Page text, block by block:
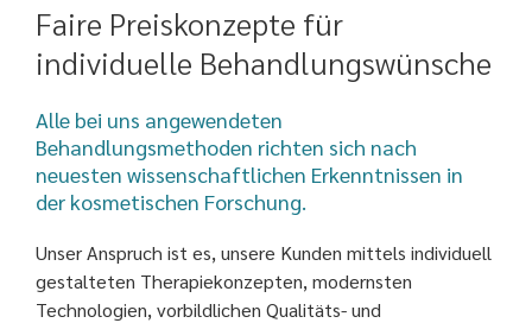
Faire Preiskonzepte für
individuelle Behandlungswünsche
Alle bei uns angewendeten
Behandlungsmethoden richten sich nach
neuesten wissenschaftlichen Erkenntnissen in
der kosmetischen Forschung.
Unser Anspruch ist es, unsere Kunden mittels individuell
gestalteten Therapiekonzepten, modernsten
Technologien, vorbildlichen Qualitäts- und